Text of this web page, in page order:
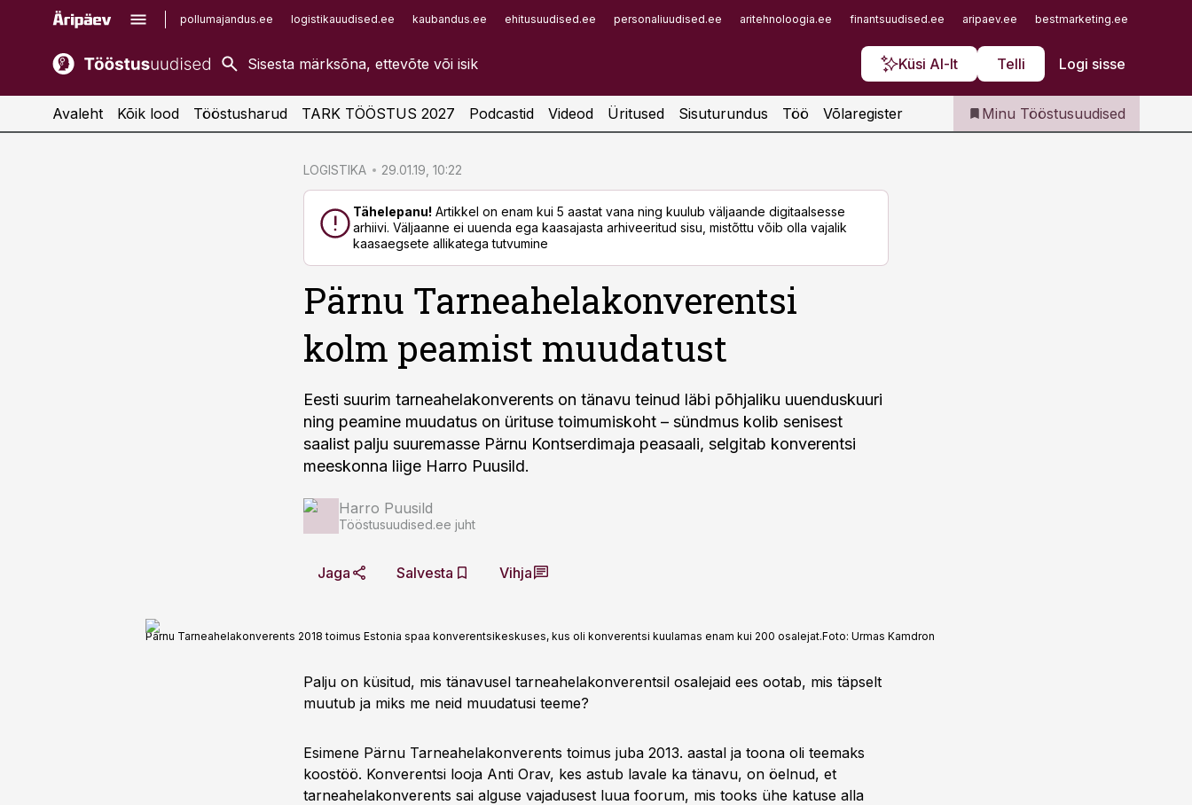
pollumajandus.ee logistikauudised.ee kaubandus.ee ehitusuudised.ee personaliuudised.ee aritehnoloogia.ee finantsuudised.ee aripaev.ee bestmarketing.ee
Küsi AI-lt Telli Logi sisse
kaubandus.ee
kinnisvarauudised.ee
imelineajalugu.ee
Infopank
Iseteenindus
Telli Tööstusuudised
Avaleht Kõik lood Tööstusharud TARK TÖÖSTUS 2027 Podcastid Videod Üritused Sisuturundus Töö Võlaregister Minu Tööstusuudised
LOGISTIKA 29.01.19, 10:22
Tähelepanu! Artikkel on enam kui 5 aastat vana ning kuulub väljaande digitaalsesse
arhiivi. Väljaanne ei uuenda ega kaasajasta arhiveeritud sisu, mistõttu võib olla vajalik
kaasaegsete allikatega tutvumine
Pärnu Tarneahelakonverentsi
kolm peamist muudatust
Eesti suurim tarneahelakonverents on tänavu teinud läbi põhjaliku uuenduskuuri
ning peamine muudatus on ürituse toimumiskoht – sündmus kolib senisest
saalist palju suuremasse Pärnu Kontserdimaja peasaali, selgitab konverentsi
meeskonna liige Harro Puusild.
Harro Puusild
Tööstusuudised.ee juht
Jaga Salvesta Vihja
Pärnu Tarneahelakonverents 2018 toimus Estonia spaa konverentsikeskuses, kus oli konverentsi kuulamas enam kui 200 osalejat.Foto: Urmas Kamdron
Palju on küsitud, mis tänavusel tarneahelakonverentsil osalejaid ees ootab, mis täpselt
muutub ja miks me neid muudatusi teeme?
Esimene Pärnu Tarneahelakonverents toimus juba 2013. aastal ja toona oli teemaks
koostöö. Konverentsi looja Anti Orav, kes astub lavale ka tänavu, on öelnud, et
tarneahelakonverents sai alguse vajadusest luua foorum, mis tooks ühe katuse alla